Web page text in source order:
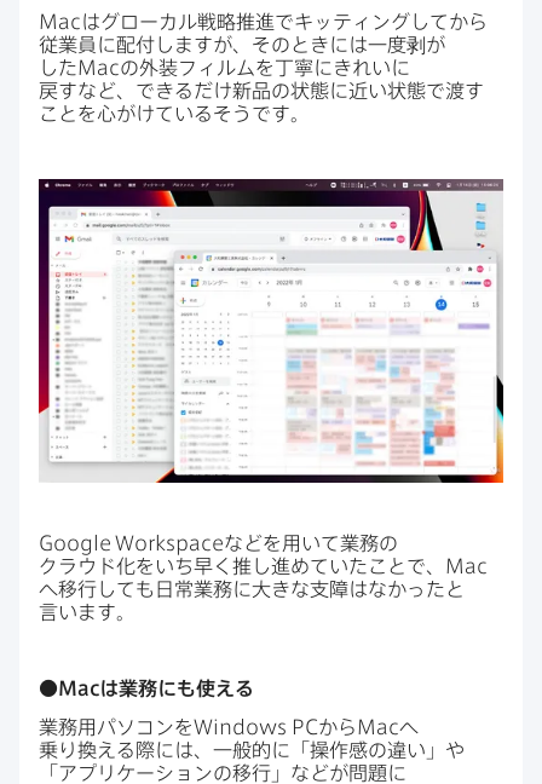
Macは​グローカル戦略推進で​キッティングしてから​
従業員に​配付しますが、​その​ときには​一度​剥が​
したMacの​外装フィルムを​丁寧に​きれいに​
戻すなど、​できるだけ新品の​状態に​近い​状態で​渡す​
ことを​心がけている​そうです。
Google Workspaceなどを​用いて​業務の​
クラウド化を​いち早く​推し進めて​いた​ことで、 Mac
へ​移行しても​日常業務に​大きな​支障は​なかったと​
言います。
●Macは​業務にも​使える
業務用パソコンをWindows PCからMacへ​
乗り換える​際には、​一般的に​「操作感の​違い」や​
「アプリケーションの​移行」などが​問題に​